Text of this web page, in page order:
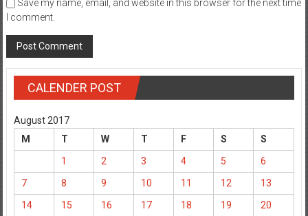
Save my name, email, and website in this browser for the next time
I comment.
CALENDER POST
August 2017
M
T W T F S
S
1
2 3 4 5
6
7
8 9 10 11 12
13
14
15 16 17 18 19 20